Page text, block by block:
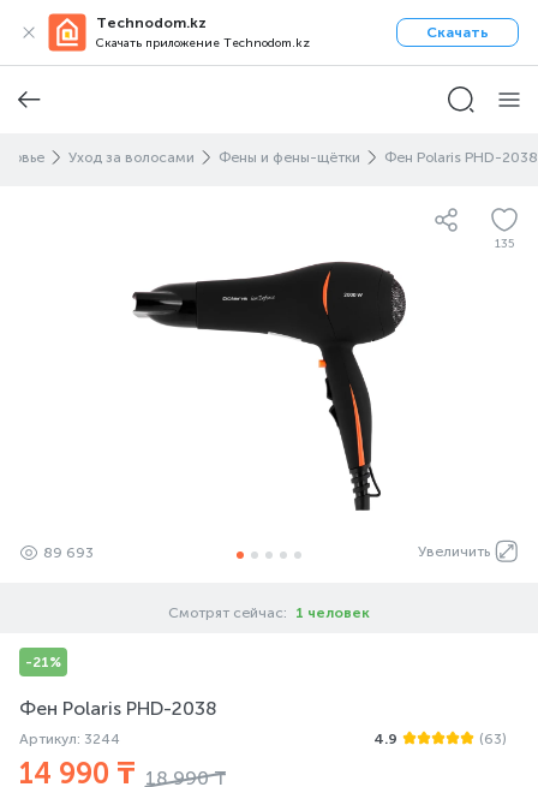
Technodom.kz
Скачать приложение Technodom.kz
Скачать
Уход за волосами Фены и фены-щётки Фен Polaris PHD-2038
135
Увеличить
89 693
Смотрят сейчас: 1 человек
-21%
Фен Polaris PHD-2038
Артикул: 3244 4.9 (63)
14 990 ₸ 18 990 ₸